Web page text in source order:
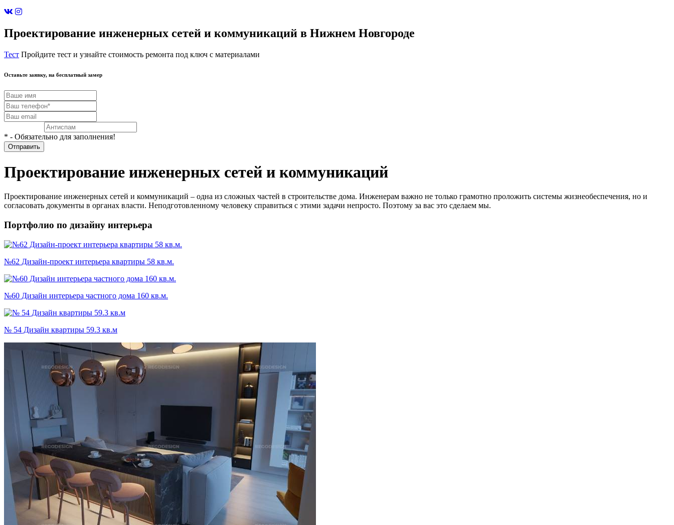
Проектирование инженерных сетей и коммуникаций в Нижнем Новгороде
Тест Пройдите тест и узнайте стоимость ремонта под ключ с материалами
Оставьте заявку, на бесплатный замер
* - Обязательно для заполнения!
Проектирование инженерных сетей и коммуникаций
Проектирование инженерных сетей и коммуникаций – одна из сложных частей в строительстве дома. Инженерам важно не только грамотно проложить системы жизнеобеспечения, но и
согласовать документы в органах власти. Неподготовленному человеку справиться с этими задачи непросто. Поэтому за вас это сделаем мы.
Портфолио по дизайну интерьера
№62 Дизайн-проект интерьера квартиры 58 кв.м.
№60 Дизайн интерьера частного дома 160 кв.м.
№ 54 Дизайн квартиры 59.3 кв.м